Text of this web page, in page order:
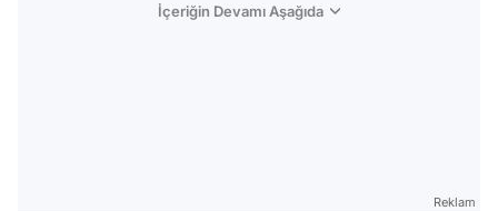
İçeriğin Devamı Aşağıda
Reklam